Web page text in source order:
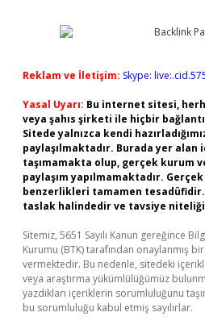
Reklam ve İletişim: Skype:
Yasal Uyarı: Bu internet sitesi,
veya şahıs şirketi ile hiçbir
Sitede yalnızca kendi
paylaşılmaktadır. Burada yer
taşımamakta olup, gerçek kurum
paylaşım yapılmamaktadır.
benzerlikleri tamamen
taslak halindedir ve tavsiye niteliği
Sitemiz, 5651 Sayılı Kanun gereğince
Kurumu (BTK) tarafından onaylanmış
vermektedir. Bu nedenle, sitedeki
veya araştırma yükümlülüğümüz
yazdıkları içeriklerin sorumluluğunu
bu sorumluluğu kabul etmiş sayılırlar.